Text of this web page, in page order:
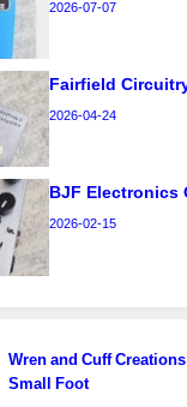
2026-07-07
Fairfield
2026-04-24
BJF Electronics
2026-02-15
Wren and Cuff Creations Blue-Violet Caprid
Small Foot